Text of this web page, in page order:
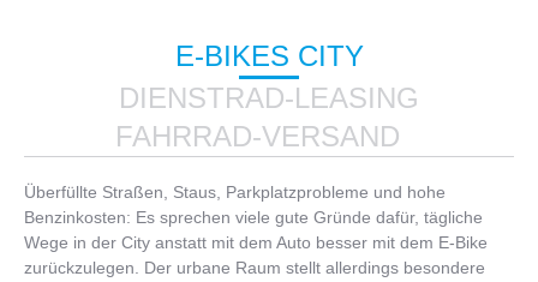
E-BIKES CITY
DIENSTRAD-LEASING
FAHRRAD-VERSAND
Überfüllte Straßen, Staus, Parkplatzprobleme und hohe
Benzinkosten: Es sprechen viele gute Gründe dafür, tägliche
Wege in der City anstatt mit dem Auto besser mit dem E-Bike
zurückzulegen. Der urbane Raum stellt allerdings besondere